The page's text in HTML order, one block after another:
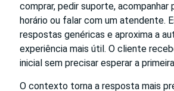
comprar, pedir suporte, acompanhar
horário ou falar com um atendente.
respostas genéricas e aproxima a
experiência mais útil. O cliente
inicial sem precisar esperar a
O contexto torna a resposta mais